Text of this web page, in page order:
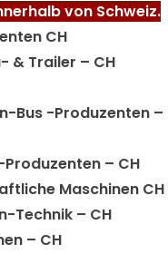
von Schweiz.
CH
& Trailer – CH
Bus -Produzenten –
– CH
Maschinen CH
Technik – CH
– CH